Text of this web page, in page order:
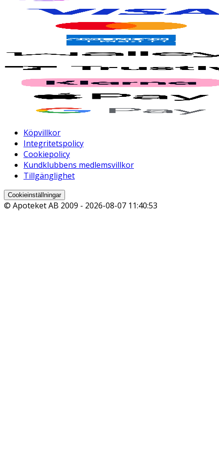
Köpvillkor
Integritetspolicy
Cookiepolicy
Kundklubbens medlemsvillkor
Tillgänglighet
Cookieinställningar
© Apoteket AB 2009 - 2026-08-07 11:40:53